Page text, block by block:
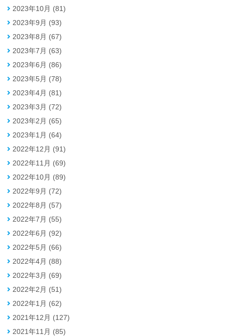
2023年10月 (81)
2023年9月 (93)
2023年8月 (67)
2023年7月 (63)
2023年6月 (86)
2023年5月 (78)
2023年4月 (81)
2023年3月 (72)
2023年2月 (65)
2023年1月 (64)
2022年12月 (91)
2022年11月 (69)
2022年10月 (89)
2022年9月 (72)
2022年8月 (57)
2022年7月 (55)
2022年6月 (92)
2022年5月 (66)
2022年4月 (88)
2022年3月 (69)
2022年2月 (51)
2022年1月 (62)
2021年12月 (127)
2021年11月 (85)